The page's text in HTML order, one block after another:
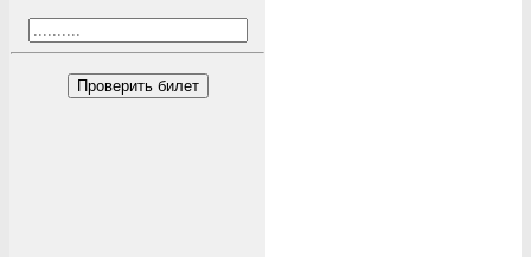
Проверить билет